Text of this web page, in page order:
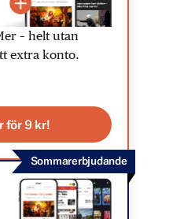
– helt utan
extra konto.
för 9 kr!
Sommarerbjudande